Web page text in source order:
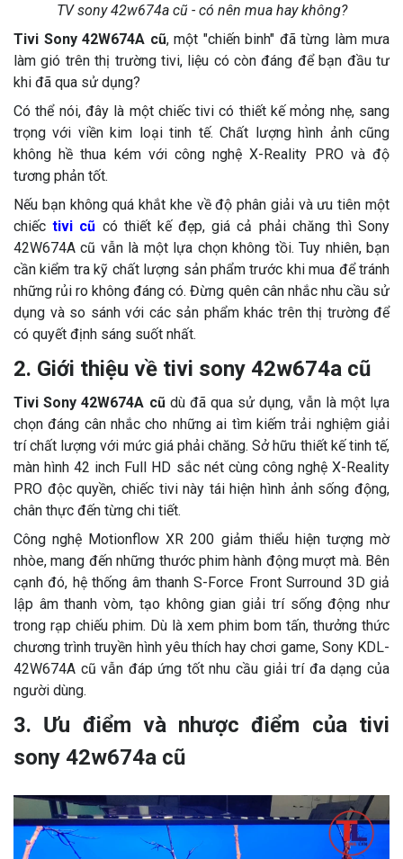
TV sony 42w674a cũ - có nên mua hay không?
Tivi Sony 42W674A cũ, một "chiến binh" đã từng làm mưa
làm gió trên thị trường tivi, liệu có còn đáng để bạn đầu tư
khi đã qua sử dụng?
Có thể nói, đây là một chiếc tivi có thiết kế mỏng nhẹ, sang
trọng với viền kim loại tinh tế. Chất lượng hình ảnh cũng
không hề thua kém với công nghệ X-Reality PRO và độ
tương phản tốt.
Nếu bạn không quá khắt khe về độ phân giải và ưu tiên một
chiếctivi cũ có thiết kế đẹp, giá cả phải chăng thì Sony
42W674A cũ vẫn là một lựa chọn không tồi. Tuy nhiên, bạn
cần kiểm tra kỹ chất lượng sản phẩm trước khi mua để tránh
những rủi ro không đáng có. Đừng quên cân nhắc nhu cầu sử
dụng và so sánh với các sản phẩm khác trên thị trường để
có quyết định sáng suốt nhất.
2. Giới thiệu về tivi sony 42w674a cũ
Tivi Sony 42W674A cũdù đã qua sử dụng, vẫn là một lựa
chọn đáng cân nhắc cho những ai tìm kiếm trải nghiệm giải
trí chất lượng với mức giá phải chăng. Sở hữu thiết kế tinh tế,
màn hình 42 inch Full HD sắc nét cùng công nghệ X-Reality
PRO độc quyền, chiếc tivi này tái hiện hình ảnh sống động,
chân thực đến từng chi tiết.
Công nghệ Motionflow XR 200 giảm thiểu hiện tượng mờ
nhòe, mang đến những thước phim hành động mượt mà. Bên
cạnh đó, hệ thống âm thanh S-Force Front Surround 3D giả
lập âm thanh vòm, tạo không gian giải trí sống động như
trong rạp chiếu phim. Dù là xem phim bom tấn, thưởng thức
chương trình truyền hình yêu thích hay chơi game, Sony KDL-
42W674A cũ vẫn đáp ứng tốt nhu cầu giải trí đa dạng của
người dùng.
3. Ưu điểm và nhược điểm của tivi
sony 42w674a cũ